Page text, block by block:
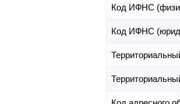
Код ИФНС
Код ИФНС